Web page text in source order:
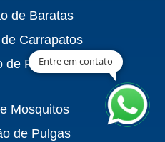
de Baratas
Carrapatos
de Formigas
Mosquitos
de Pulgas
Entre em contato